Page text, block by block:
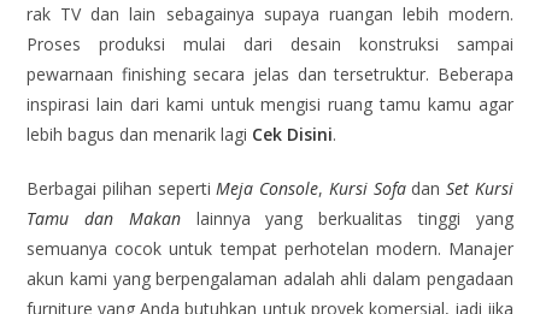
rak TV dan lain sebagainya supaya ruangan lebih modern.
Proses produksi mulai dari desain konstruksi sampai
pewarnaan finishing secara jelas dan tersetruktur. Beberapa
inspirasi lain dari kami untuk mengisi ruang tamu kamu agar
lebih bagus dan menarik lagi Cek Disini.
Berbagai pilihan seperti Meja Console, Kursi Sofadan Set Kursi
Tamu dan Makanlainnya yang berkualitas tinggi yang
semuanya cocok untuk tempat perhotelan modern. Manajer
akun kami yang berpengalaman adalah ahli dalam pengadaan
furniture yang Anda butuhkan untuk proyek komersial, jadi jika